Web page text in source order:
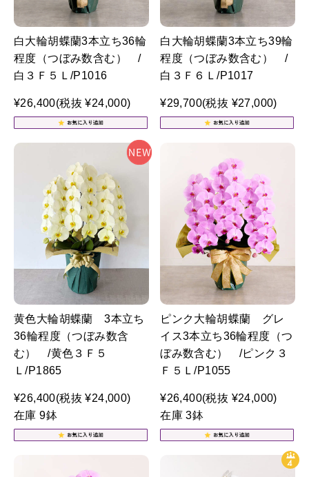
白大輪胡蝶蘭3本立ち36輪
程度（つぼみ数含む） /
白３Ｆ５Ｌ/P1016
¥26,400(税抜 ¥24,000)
白大輪胡蝶蘭3本立ち39輪
程度（つぼみ数含む） /
白３Ｆ６Ｌ/P1017
¥29,700(税抜 ¥27,000)
黄色大輪胡蝶蘭 3本立ち
36輪程度（つぼみ数含
む） /黄色３Ｆ５
Ｌ/P1865
¥26,400(税抜 ¥24,000)
在庫 9鉢
ピンク大輪胡蝶蘭 グレ
イス3本立ち36輪程度（つ
ぼみ数含む） /ピンク３
Ｆ５Ｌ/P1055
¥26,400(税抜 ¥24,000)
在庫 3鉢